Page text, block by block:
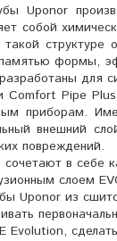
Uponor
собой
такой
формы,
для
Comfort Pipe
приборам.
внешний
повреждений.
сочетают в себе
слоем
Uponor из
Evolution,